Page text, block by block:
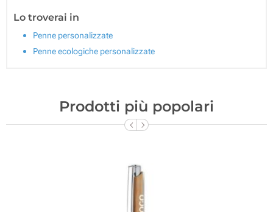
Lo troverai in
Penne personalizzate
Penne ecologiche personalizzate
Prodotti più popolari